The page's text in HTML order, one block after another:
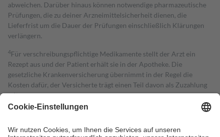
abweichen. Darüber hinaus können notwendige pharmazeutische
Prüfungen, die zu deiner Arzneimittelsicherheit dienen, die
Lieferfrist um die Dauer der Prüfungen einschließlich Klärungen
verlängern.
4Für verschreibungspflichtige Medikamente stellt der Arzt ein
Rezept aus und der Patient erhält sie in der Apotheke. Die
gesetzliche Krankenversicherung übernimmt in der Regel die
Kosten dafür, der Versicherte trägt einen Teil davon als Zuzahlung
mit.
Grundsätzlich leisten Mitglieder Zuzahlungen in Höhe von zehn
höchstens zehn Euro.
Es sind jedoch nie mehr als die tatsächlichen